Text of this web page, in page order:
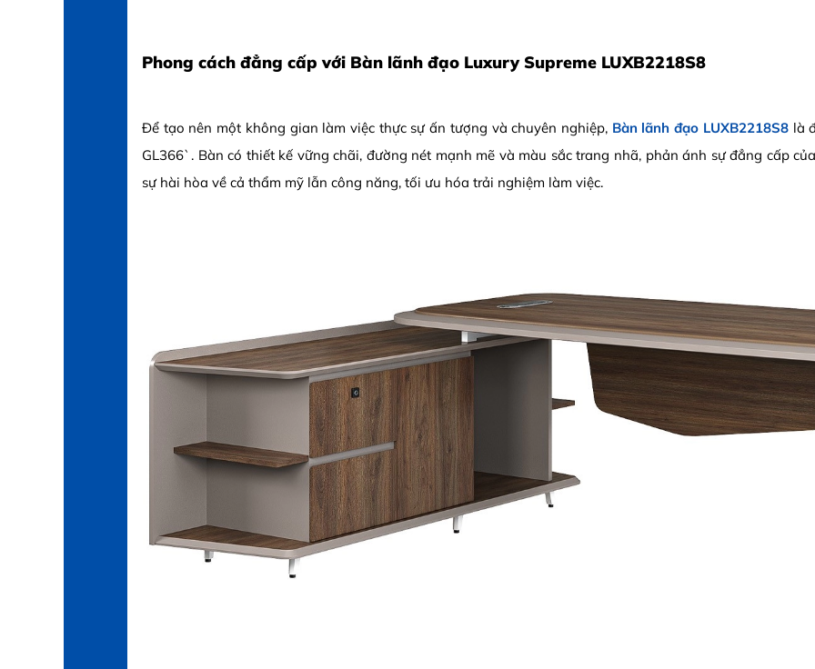
Phong cách đẳng cấp với Bàn lãnh đạo Luxury Supreme LUXB2218S8
Để tạo nên một không gian làm việc thực sự ấn tượng và chuyên nghiệp, Bàn lãnh đạo LUXB2218S8là
GL366`. Bàn có thiết kế vững chãi, đường nét mạnh mẽ và màu sắc trang nhã, phản ánh sự đẳng cấp
sự hài hòa về cả thẩm mỹ lẫn công năng, tối ưu hóa trải nghiệm làm việc.